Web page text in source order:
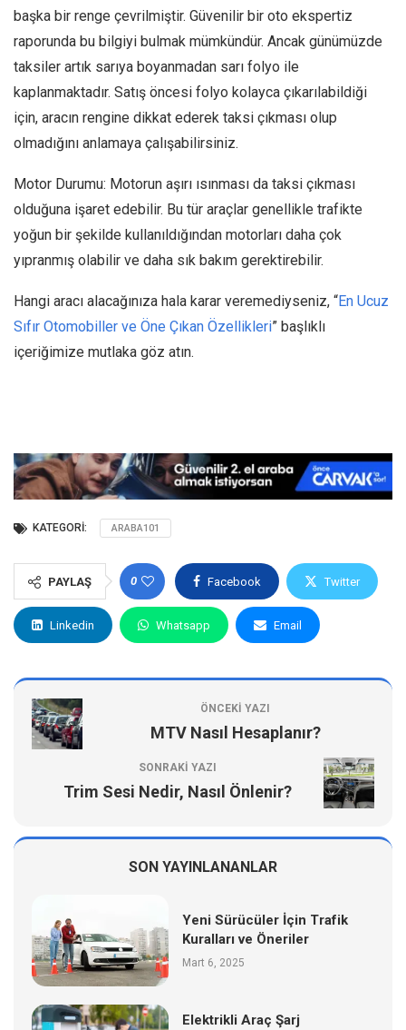
başka bir renge çevrilmiştir. Güvenilir bir oto ekspertiz
raporunda bu bilgiyi bulmak mümkündür. Ancak günümüzde
taksiler artık sarıya boyanmadan sarı folyo ile
kaplanmaktadır. Satış öncesi folyo kolayca çıkarılabildiği
için, aracın rengine dikkat ederek taksi çıkması olup
olmadığını anlamaya çalışabilirsiniz.
Motor Durumu: Motorun aşırı ısınması da taksi çıkması
olduğuna işaret edebilir. Bu tür araçlar genellikle trafikte
yoğun bir şekilde kullanıldığından motorları daha çok
yıpranmış olabilir ve daha sık bakım gerektirebilir.
Hangi aracı alacağınıza hala karar veremediyseniz, “En Ucuz
Sıfır Otomobiller ve Öne Çıkan Özellikleri” başlıklı
içeriğimize mutlaka göz atın.
KATEGORI: ARABA101
PAYLAŞ 0 Facebook Twitter
Linkedin Whatsapp Email
ÖNCEKI YAZI
MTV Nasıl Hesaplanır?
SONRAKI YAZI
Trim Sesi Nedir, Nasıl Önlenir?
SON YAYINLANANLAR
Yeni Sürücüler İçin Trafik
Kuralları ve Öneriler
Mart 6, 2025
Elektrikli Araç Şarj